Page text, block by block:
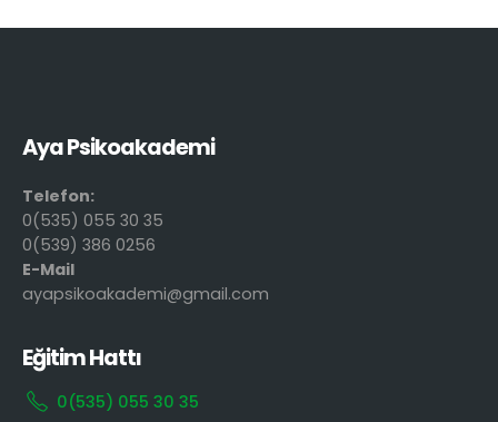
Aya Psikoakademi
Telefon:
0(535) 055 30 35
0(539) 386 0256
E-Mail
ayapsikoakademi@gmail.com
Eğitim Hattı
0(535) 055 30 35